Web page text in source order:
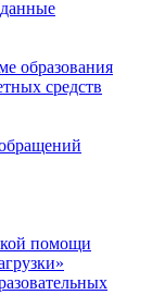
образования
средств
помощи